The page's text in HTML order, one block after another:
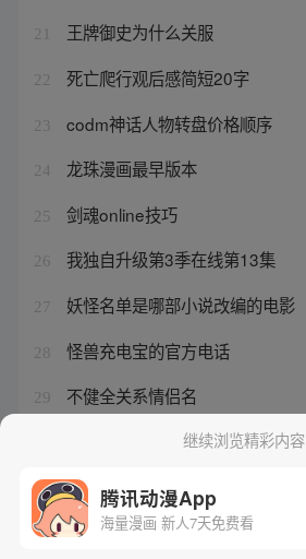
21 王牌御史为什么关服
22 死亡爬行观后感简短20字
23 codm神话人物转盘价格顺序
24 龙珠漫画最早版本
25 剑魂online技巧
26 我独自升级第3季在线第13集
27 妖怪名单是哪部小说改编的电影
28 怪兽充电宝的官方电话
29 不健全关系情侣名
最强祖师有没有渠道服继续浏览精彩内容
腾讯动漫App
海量漫画 新人7天免费看